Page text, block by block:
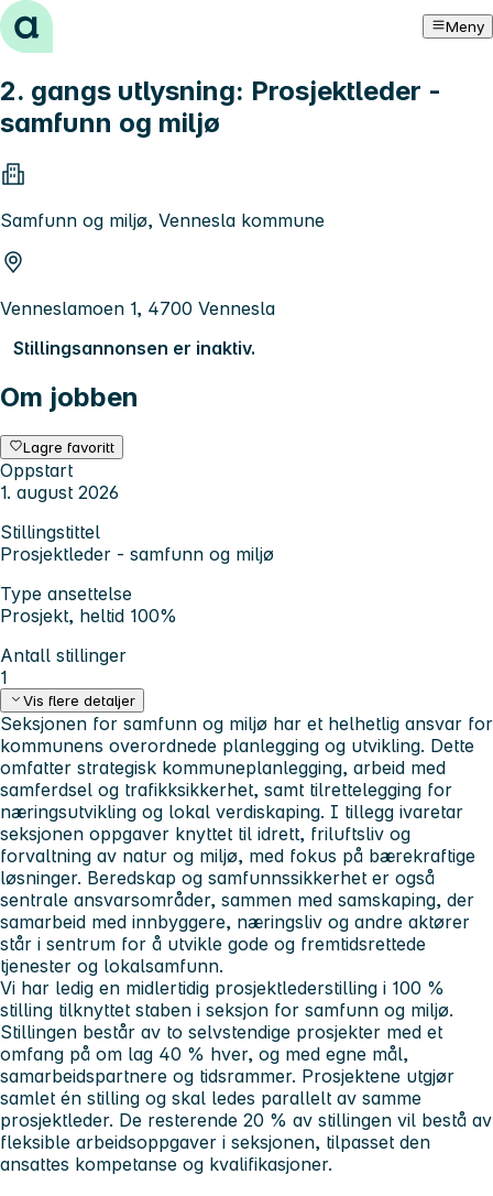
Hopp til innhold Meny
2. gangs utlysning: Prosjektleder -
samfunn og miljø
Samfunn og miljø, Vennesla kommune
Venneslamoen 1, 4700 Vennesla
Stillingsannonsen er inaktiv.
Om jobben
Lagre favoritt
Oppstart
1. august 2026
Stillingstittel
Prosjektleder - samfunn og miljø
Type ansettelse
Prosjekt, heltid 100%
Antall stillinger
1
Vis flere detaljer
Seksjonen for samfunn og miljø har et helhetlig ansvar for
kommunens overordnede planlegging og utvikling. Dette
omfatter strategisk kommuneplanlegging, arbeid med
samferdsel og trafikksikkerhet, samt tilrettelegging for
næringsutvikling og lokal verdiskaping. I tillegg ivaretar
seksjonen oppgaver knyttet til idrett, friluftsliv og
forvaltning av natur og miljø, med fokus på bærekraftige
løsninger. Beredskap og samfunnssikkerhet er også
sentrale ansvarsområder, sammen med samskaping, der
samarbeid med innbyggere, næringsliv og andre aktører
står i sentrum for å utvikle gode og fremtidsrettede
tjenester og lokalsamfunn.
Vi har ledig en midlertidig prosjektlederstilling i 100 %
stilling tilknyttet staben i seksjon for samfunn og miljø.
Stillingen består av to selvstendige prosjekter med et
omfang på om lag 40 % hver, og med egne mål,
samarbeidspartnere og tidsrammer. Prosjektene utgjør
samlet én stilling og skal ledes parallelt av samme
prosjektleder. De resterende 20 % av stillingen vil bestå av
fleksible arbeidsoppgaver i seksjonen, tilpasset den
ansattes kompetanse og kvalifikasjoner.